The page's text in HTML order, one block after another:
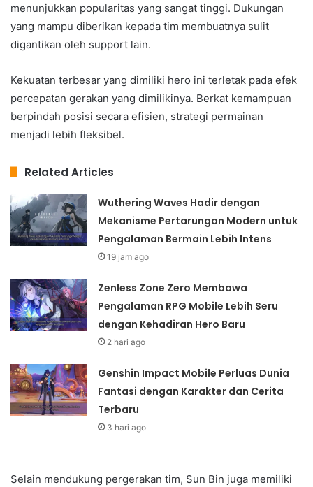
menunjukkan popularitas yang sangat tinggi. Dukungan
yang mampu diberikan kepada tim membuatnya sulit
digantikan oleh support lain.
Kekuatan terbesar yang dimiliki hero ini terletak pada efek
percepatan gerakan yang dimilikinya. Berkat kemampuan
berpindah posisi secara efisien, strategi permainan
menjadi lebih fleksibel.
Related Articles
Wuthering Waves Hadir dengan
Mekanisme Pertarungan Modern untuk
Pengalaman Bermain Lebih Intens
19 jam ago
Zenless Zone Zero Membawa
Pengalaman RPG Mobile Lebih Seru
dengan Kehadiran Hero Baru
2 hari ago
Genshin Impact Mobile Perluas Dunia
Fantasi dengan Karakter dan Cerita
Terbaru
3 hari ago
Selain mendukung pergerakan tim, Sun Bin juga memiliki